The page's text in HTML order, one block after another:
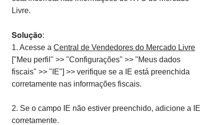
Livre.
Solução:
1. Acesse a Central de Vendedores do Mercado Livre
["Meu perfil" >> "Configurações" >> "Meus dados
fiscais" >> "IE"] >> verifique se a IE está preenchida
corretamente nas informações fiscais.
2. Se o campo IE não estiver preenchido, adicione a IE
corretamente.